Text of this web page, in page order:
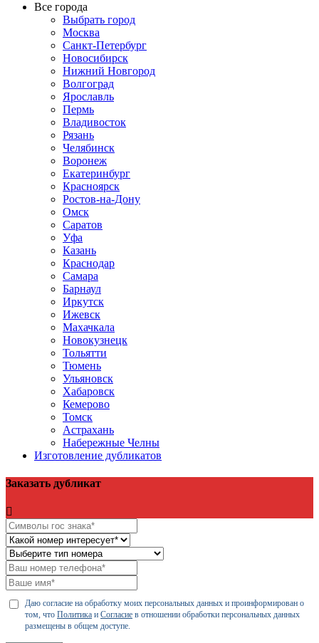
Все города
Выбрать город
Москва
Санкт-Петербург
Новосибирск
Нижний Новгород
Волгоград
Ярославль
Пермь
Владивосток
Рязань
Челябинск
Воронеж
Екатеринбург
Красноярск
Ростов-на-Дону
Омск
Саратов
Уфа
Казань
Краснодар
Самара
Барнаул
Иркутск
Ижевск
Махачкала
Новокузнецк
Тольятти
Тюмень
Ульяновск
Хабаровск
Кемерово
Томск
Астрахань
Набережные Челны
Изготовление дубликатов
Заказать дубликат
Даю согласие на обработку моих персональных данных и проинформирован о
том, что Политика и Согласие в отношении обработки персональных данных
размещены в общем доступе.